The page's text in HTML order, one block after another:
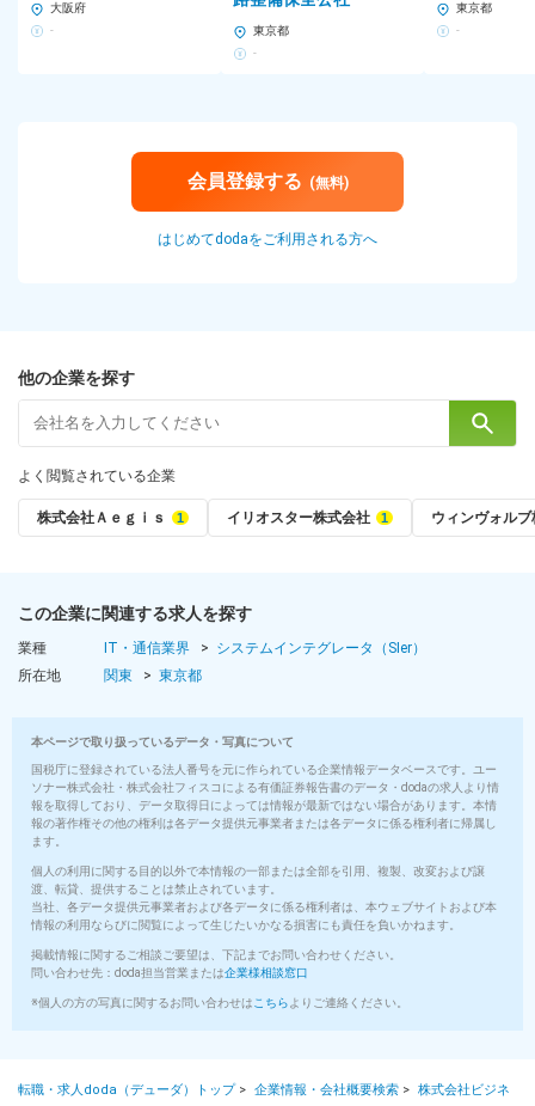
大阪府
-
東京都
-
東京都
-
会員登録する (無料)
はじめてdodaをご利用される方へ
他の企業を探す
よく閲覧されている企業
株式会社Ａｅｇｉｓ イリオスター株式会社 ウィンヴォル
この企業に関連する求人を探す
業種 IT・通信業界
システムインテグレータ（SIer）
所在地
関東 東京都
本ページで取り扱っているデータ・写真について
国税庁に登録されている法人番号を元に作られている企業情報データベースです。ユー
ソナー株式会社・株式会社フィスコによる有価証券報告書のデータ・dodaの求人より情
報を取得しており、データ取得日によっては情報が最新ではない場合があります。本情
報の著作権その他の権利は各データ提供元事業者または各データに係る権利者に帰属し
ます。
個人の利用に関する目的以外で本情報の一部または全部を引用、複製、改変および譲
渡、転貸、提供することは禁止されています。
当社、各データ提供元事業者および各データに係る権利者は、本ウェブサイトおよび本
情報の利用ならびに閲覧によって生じたいかなる損害にも責任を負いかねます。
掲載情報に関するご相談ご要望は、下記までお問い合わせください。
問い合わせ先：doda担当営業または企業様相談窓口
※個人の方の写真に関するお問い合わせは こちら よりご連絡ください。
転職・求人doda（デューダ）トップ> 企業情報・会社概要検索 > 株式会社ビジネ